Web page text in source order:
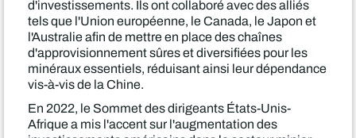
d'investissements. Ils ont collaboré avec des alliés
tels que l'Union européenne, le Canada, le Japon et
l'Australie afin de mettre en place des chaînes
d'approvisionnement sûres et diversifiées pour les
minéraux essentiels, réduisant ainsi leur dépendance
vis-à-vis de la Chine.
En 2022, le Sommet des dirigeants États-Unis-
Afrique a mis l'accent sur l'augmentation des